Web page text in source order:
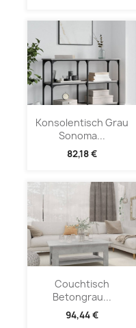
Konsolentisch Grau
Sonoma...
82,18 €
Couchtisch
Betongrau...
94,44 €